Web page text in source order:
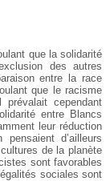
que la solidarité
des autres
entre la race
que le racisme
cependant
entre Blancs
leur réduction
d’ailleurs
dela planète
sont favorables
sociales sont